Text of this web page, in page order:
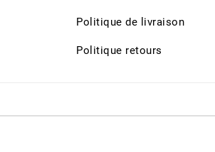
Politique de livraison
Politique retours